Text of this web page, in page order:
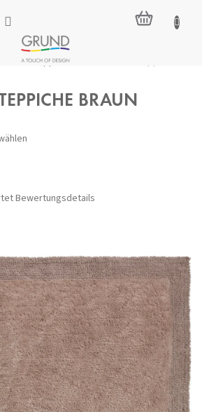
Alle Teppiche
BRAUN
Bewertungsdetails